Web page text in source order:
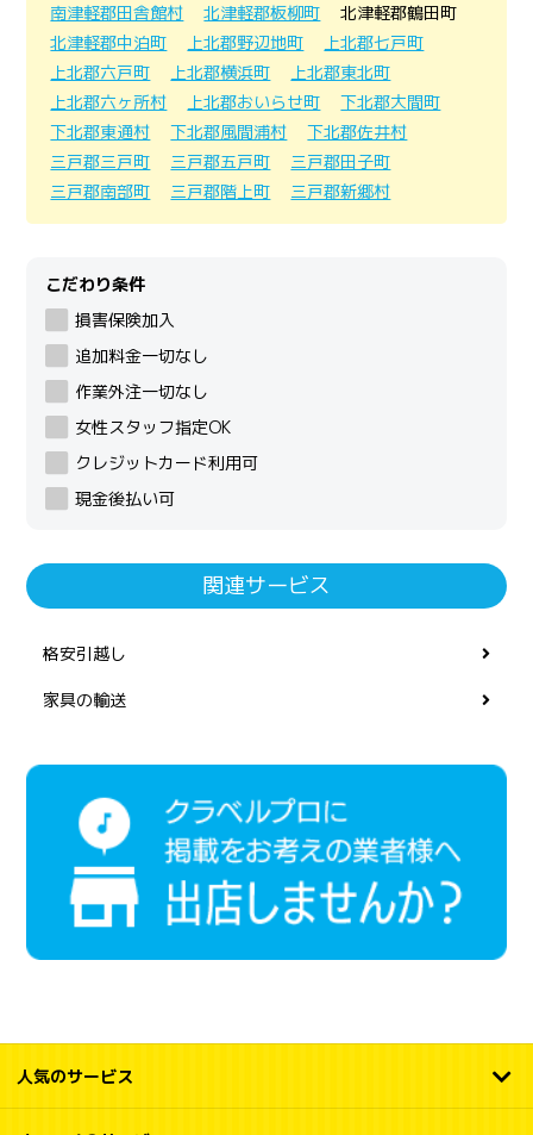
南津軽郡田舎館村
北津軽郡板柳町
北津軽郡鶴田町
北津軽郡中泊町
上北郡野辺地町
上北郡七戸町
上北郡六戸町
上北郡横浜町
上北郡東北町
上北郡六ヶ所村
上北郡おいらせ町
下北郡大間町
下北郡東通村
下北郡風間浦村
下北郡佐井村
三戸郡三戸町
三戸郡五戸町
三戸郡田子町
三戸郡南部町
三戸郡階上町 三戸郡新郷村
こだわり条件
損害保険加入
追加料金一切なし
作業外注一切なし
女性スタッフ指定OK
クレジットカード利用可
現金後払い可
関連サービス
格安引越し
家具の輸送
人気のサービス